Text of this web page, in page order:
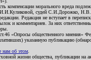
компенсации морального вреда
судей С.И.Дорожко,
Редакция не вступает в
и комментариев. За них
«Опросы общественного мнения»
указанную публикацию
нам об этом
жизни общества, публикации